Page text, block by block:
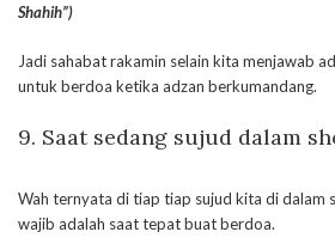
Shahih”)
Jadi sahabat rakamin selain kita menjawab
untuk berdoa ketika adzan berkumandang.
9. Saat sedang sujud dalam
Wah ternyata di tiap tiap sujud kita di dalam
wajib adalah saat tepat buat berdoa.